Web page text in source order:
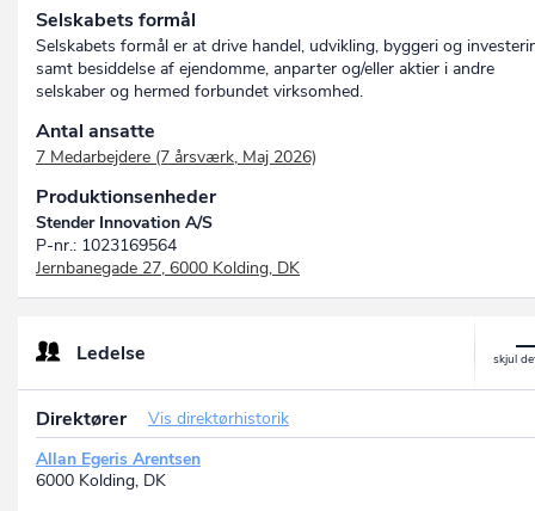
Selskabets formål
Selskabets formål er at drive handel, udvikling, byggeri og
samt besiddelse af ejendomme, anparter og/eller aktier i andre
selskaber og hermed forbundet virksomhed.
Antal ansatte
7 Medarbejdere (7 årsværk, Maj 2026)
Produktionsenheder
Stender Innovation A/S
P-nr.: 1023169564
Jernbanegade 27, 6000 Kolding, DK
Ledelse
Direktører
Vis direktørhistorik
Allan Egeris Arentsen
6000 Kolding, DK